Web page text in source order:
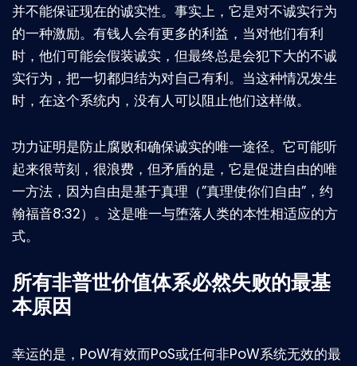
并不能保证现在的诚实性。事实上，它是对不诚实行为
的一种激励。有钱人会有更多的利益，当对他们有利
时，他们可能会假装诚实，但最终总是会犯下大的不诚
实行为，把一切都归结为对自己有利。当这种情况发生
时，在这个系统内，没有人可以阻止他们这样做。
功力证明是防止腐败和确保诚实的唯一途径。它可能听
起来很苛刻，很浪费，但矛盾的是，它是促进自由的唯
一方法，因为自由是基于真理（”真理使你们自由”，约
翰福音8:32）。这是唯一与堕落人类的本性相适应的方
式。
所有非普世价值体系必然失败的最基
本原因
幸运的是，PoW有效而PoS或任何非PoW系统无效的最